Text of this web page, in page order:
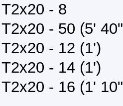
Т2х20 - 8
Т2х20 - 50 (5'
Т2х20 - 12 (1')
Т2х20 - 14 (1')
Т2х20 - 16 (1'